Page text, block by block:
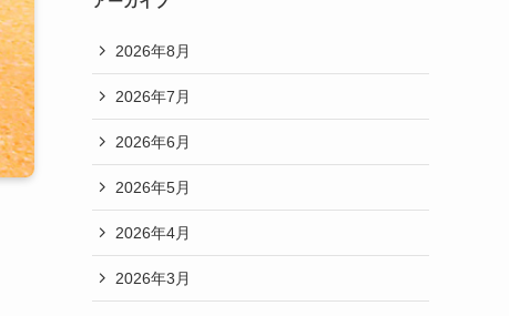
2026年8月
2026年7月
2026年6月
2026年5月
2026年4月
2026年3月